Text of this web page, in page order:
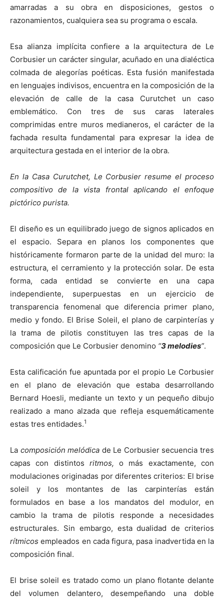
amarradas a su obra en disposiciones, gestos o
razonamientos, cualquiera sea su programa o escala.
Esa alianza implícita confiere a la arquitectura de Le
Corbusier un carácter singular, acuñado en una dialéctica
colmada de alegorías poéticas. Esta fusión manifestada
en lenguajes indivisos, encuentra en la composición de la
elevación de calle de la casa Curutchet un caso
emblemático. Con tres de sus caras laterales
comprimidas entre muros medianeros, el carácter de la
fachada resulta fundamental para expresar la idea de
arquitectura gestada en el interior de la obra.
En la Casa Curutchet, Le Corbusier resume el proceso
compositivo de la vista frontal aplicando el enfoque
pictórico purista.
El diseño es un equilibrado juego de signos aplicados en
el espacio. Separa en planos los componentes que
históricamente formaron parte de la unidad del muro: la
estructura, el cerramiento y la protección solar. De esta
forma, cada entidad se convierte en una capa
independiente, superpuestas en un ejercicio de
transparencia fenomenal que diferencia primer plano,
medio y fondo. El Brise Soleil, el plano de carpinterías y
la trama de pilotis constituyen las tres capas de la
composición que Le Corbusier denomino “3 melodies”.
Esta calificación fue apuntada por el propio Le Corbusier
en el plano de elevación que estaba desarrollando
Bernard Hoesli, mediante un texto y un pequeño dibujo
realizado a mano alzada que refleja esquemáticamente
estas tres entidades.1
La composición melódica de Le Corbusier secuencia tres
capas con distintos ritmos, o más exactamente, con
modulaciones originadas por diferentes criterios: El brise
soleil y los montantes de las carpinterías están
formulados en base a los mandatos del modulor, en
cambio la trama de pilotis responde a necesidades
estructurales. Sin embargo, esta dualidad de criterios
rítmicos empleados en cada figura, pasa inadvertida en la
composición final.
El brise soleil es tratado como un plano flotante delante
del volumen delantero, desempeñando una doble